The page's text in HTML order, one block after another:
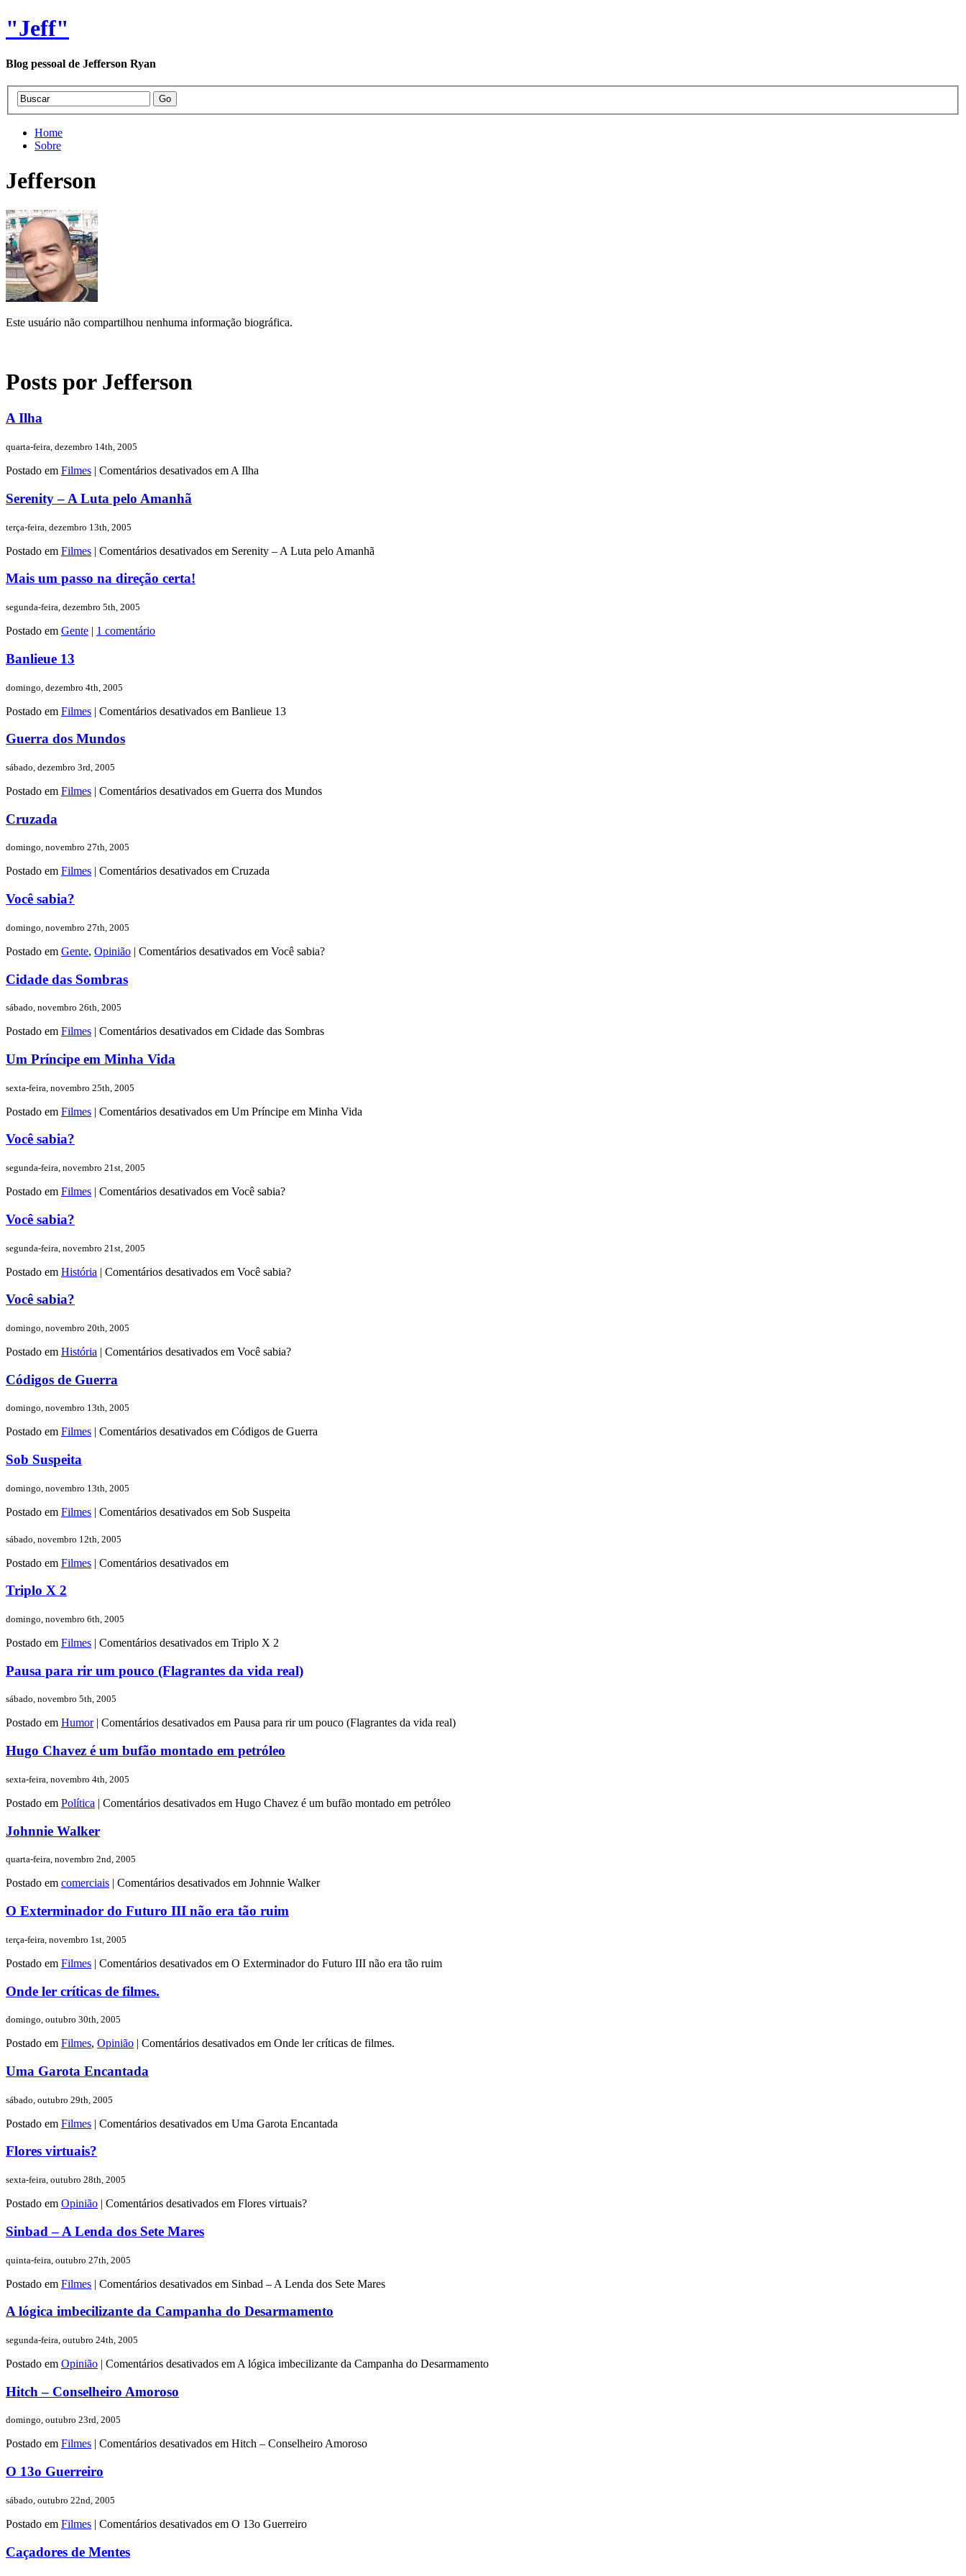
"Jeff"
Blog pessoal de Jefferson Ryan
Home
Sobre
Jefferson
Este usuário não compartilhou nenhuma informação biográfica.
Posts por Jefferson
A Ilha
quarta-feira, dezembro 14th, 2005
Postado em Filmes | Comentários desativados em A Ilha
Serenity – A Luta pelo Amanhã
terça-feira, dezembro 13th, 2005
Postado em Filmes | Comentários desativados em Serenity – A Luta pelo Amanhã
Mais um passo na direção certa!
segunda-feira, dezembro 5th, 2005
Postado em Gente | 1 comentário
Banlieue 13
domingo, dezembro 4th, 2005
Postado em Filmes | Comentários desativados em Banlieue 13
Guerra dos Mundos
sábado, dezembro 3rd, 2005
Postado em Filmes | Comentários desativados em Guerra dos Mundos
Cruzada
domingo, novembro 27th, 2005
Postado em Filmes | Comentários desativados em Cruzada
Você sabia?
domingo, novembro 27th, 2005
Postado em Gente, Opinião | Comentários desativados em Você sabia?
Cidade das Sombras
sábado, novembro 26th, 2005
Postado em Filmes | Comentários desativados em Cidade das Sombras
Um Príncipe em Minha Vida
sexta-feira, novembro 25th, 2005
Postado em Filmes | Comentários desativados em Um Príncipe em Minha Vida
Você sabia?
segunda-feira, novembro 21st, 2005
Postado em Filmes | Comentários desativados em Você sabia?
Você sabia?
segunda-feira, novembro 21st, 2005
Postado em História | Comentários desativados em Você sabia?
Você sabia?
domingo, novembro 20th, 2005
Postado em História | Comentários desativados em Você sabia?
Códigos de Guerra
domingo, novembro 13th, 2005
Postado em Filmes Comentários desativados em Códigos de Guerra
Sob Suspeita
domingo, novembro 13th, 2005
Postado em Filmes | Comentários desativados em Sob Suspeita
sábado, novembro 12th, 2005
Postado em Filmes | Comentários desativados em
Triplo X 2
domingo, novembro 6th, 2005
Postado em Filmes | Comentários desativados em Triplo X 2
Pausa para rir um pouco (Flagrantes da vida real)
sábado, novembro 5th, 2005
Postado em Humor| Comentários desativados em Pausa para rir um pouco (Flagrantes da vida real)
Hugo Chavez é um bufão montado em petróleo
sexta-feira, novembro 4th, 2005
Postado em Política | Comentários desativados em Hugo Chavez é um bufão montado em petróleo
Johnnie Walker
quarta-feira, novembro 2nd, 2005
Postado em comerciais | Comentários desativados em Johnnie Walker
O Exterminador do Futuro III não era tão ruim
terça-feira, novembro 1st, 2005
Postado em Filmes | Comentários desativados em O Exterminador do Futuro III não era tão ruim
Onde ler críticas de filmes.
domingo, outubro 30th, 2005
Postado em Filmes, Opinião | Comentários desativados em Onde ler críticas de filmes.
Uma Garota Encantada
sábado, outubro 29th, 2005
Postado em Filmes | Comentários desativados em Uma Garota Encantada
Flores virtuais?
sexta-feira, outubro 28th, 2005
Postado em Opinião | Comentários desativados em Flores virtuais?
Sinbad – A Lenda dos Sete Mares
quinta-feira, outubro 27th, 2005
Postado em Filmes | Comentários desativados em Sinbad – A Lenda dos Sete Mares
A lógica imbecilizante da Campanha do Desarmamento
segunda-feira, outubro 24th, 2005
Postado em Opinião | Comentários desativados em A lógica imbecilizante da Campanha do Desarmamento
Hitch – Conselheiro Amoroso
domingo, outubro 23rd, 2005
Postado em Filmes | Comentários desativados em Hitch – Conselheiro Amoroso
O 13o Guerreiro
sábado, outubro 22nd, 2005
Postado em Filmes | Comentários desativados em O 13o Guerreiro
Caçadores de Mentes